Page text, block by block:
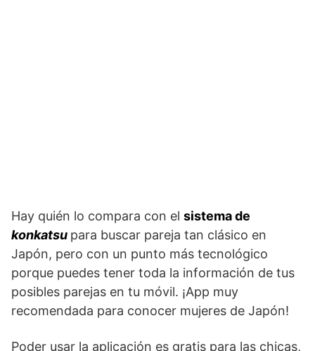
Hay quién lo compara con el sistema de
konkatsu para buscar pareja tan clásico en
Japón, pero con un punto más tecnológico
porque puedes tener toda la información de tus
posibles parejas en tu móvil. ¡App muy
recomendada para conocer mujeres de Japón!
Poder usar la aplicación es gratis para las chicas,